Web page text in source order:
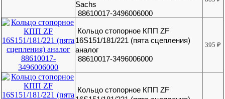
Sachs
88610017-3496006000
Кольцо стопорное КПП ZF
16S151/181/221 (пята сцепления)
аналог
88610017-3496006000
395₽
Кольцо стопорное КПП ZF